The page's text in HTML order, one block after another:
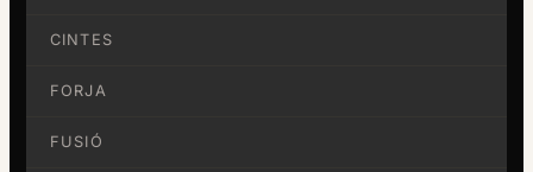
CINTES
FORJA
FUSIÓ